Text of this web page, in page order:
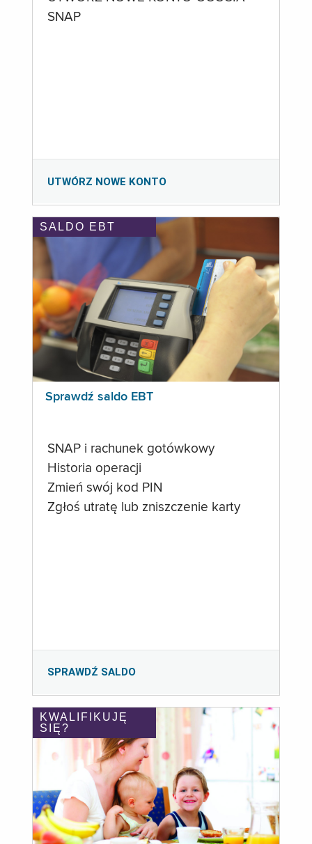
SNAP
UTWÓRZ NOWE KONTO
SALDO EBT
Sprawdź saldo EBT
SNAP i rachunek gotówkowy
Historia operacji
Zmień swój kod PIN
Zgłoś utratę lub zniszczenie karty
SPRAWDŹ SALDO
KWALIFIKUJĘ
SIĘ?